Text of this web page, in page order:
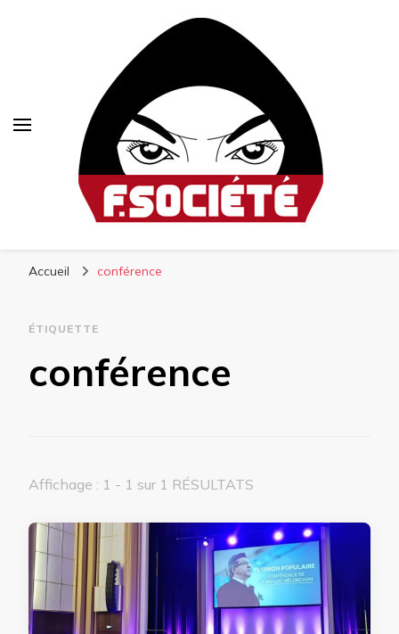
Accueil conférence
ÉTIQUETTE
conférence
Affichage : 1 - 1 sur 1 RÉSULTATS